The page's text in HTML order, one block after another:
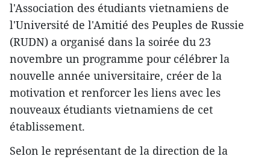
l'Association des étudiants vietnamiens de
l'Université de l'Amitié des Peuples de Russie
(RUDN) a organisé dans la soirée du 23
novembre un programme pour célébrer la
nouvelle année universitaire, créer de la
motivation et renforcer les liens avec les
nouveaux étudiants vietnamiens de cet
établissement.
Selon le représentant de la direction de la